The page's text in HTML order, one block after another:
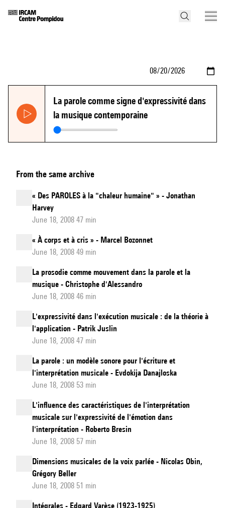
La parole comme signe d'expressivité dans
la musique contemporaine
From the same archive
« Des PAROLES à la "chaleur humaine" » - Jonathan
Harvey
June 18, 2008 47 min
« À corps et à cris » - Marcel Bozonnet
June 18, 2008 49 min
La prosodie comme mouvement dans la parole et la
musique - Christophe d'Alessandro
June 18, 2008 46 min
L'expressivité dans l'exécution musicale : de la théorie à
l'application - Patrik Juslin
June 18, 2008 47 min
La parole : un modèle sonore pour l'écriture et
l'interprétation musicale - Evdokija Danajloska
June 18, 2008 53 min
L'influence des caractéristiques de l'interprétation
musicale sur l'expressivité de l'émotion dans
l'interprétation - Roberto Bresin
June 18, 2008 57 min
Dimensions musicales de la voix parlée - Nicolas Obin,
Grégory Beller
June 18, 2008 51 min
Intégrales - Edgard Varèse (1923-1925)